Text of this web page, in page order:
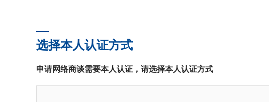
选择本人认证方式
申请网络商谈需要本人认证，请选择本人认证方式